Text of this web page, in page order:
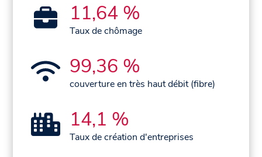
11,64 %
Taux de chômage
99,36 %
couverture en très haut débit (fibre)
14,1 %
Taux de création d'entreprises